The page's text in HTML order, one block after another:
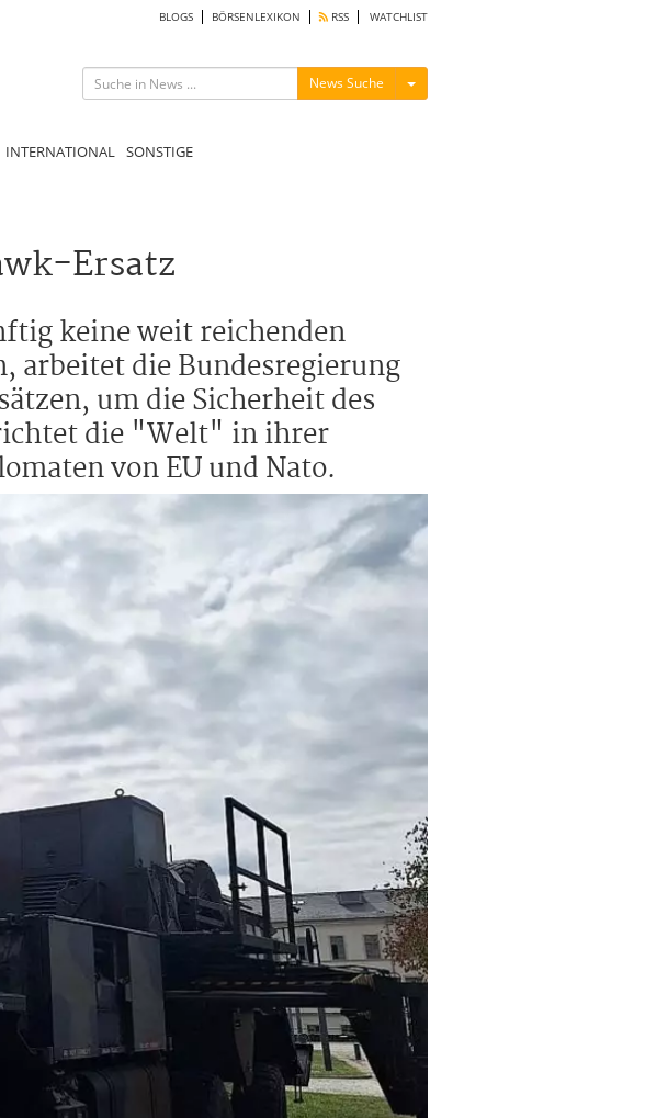
BLOGS BÖRSENLEXIKON RSS WATCHLIST
News Suche Menü ein-/ausblenden
INTERNATIONAL SONSTIGE
Ersatz
keine weit reichenden
arbeitet die Bundesregierung
um die Sicherheit des
die "Welt" in ihrer
von EU und Nato.